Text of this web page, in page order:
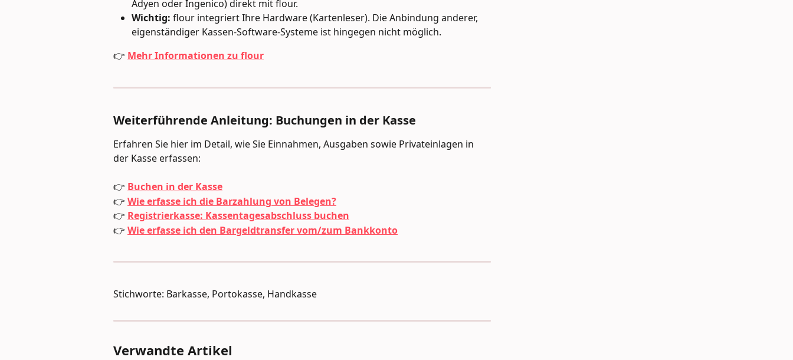
Adyen oder Ingenico) direkt mit flour.
Wichtig: flour integriert Ihre Hardware (Kartenleser). Die Anbindung anderer,
eigenständiger Kassen-Software-Systeme ist hingegen nicht möglich.
👉 Mehr Informationen zu flour
Weiterführende Anleitung: Buchungen in der Kasse
Erfahren Sie hier im Detail, wie Sie Einnahmen, Ausgaben sowie Privateinlagen in
der Kasse erfassen:
👉 Buchen in der Kasse
👉 Wie erfasse ich die Barzahlung von Belegen?
👉 Registrierkasse: Kassentagesabschluss buchen
👉 Wie erfasse ich den Bargeldtransfer vom/zum Bankkonto
Stichworte: Barkasse, Portokasse, Handkasse
Verwandte Artikel